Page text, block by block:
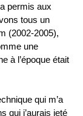
permis aux
tous un
(2002-2005),
une
à l’époque était
qui m’a
qui j’aurais jeté